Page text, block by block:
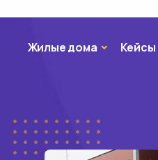
Жилые домаЖилые дома
Кейсы